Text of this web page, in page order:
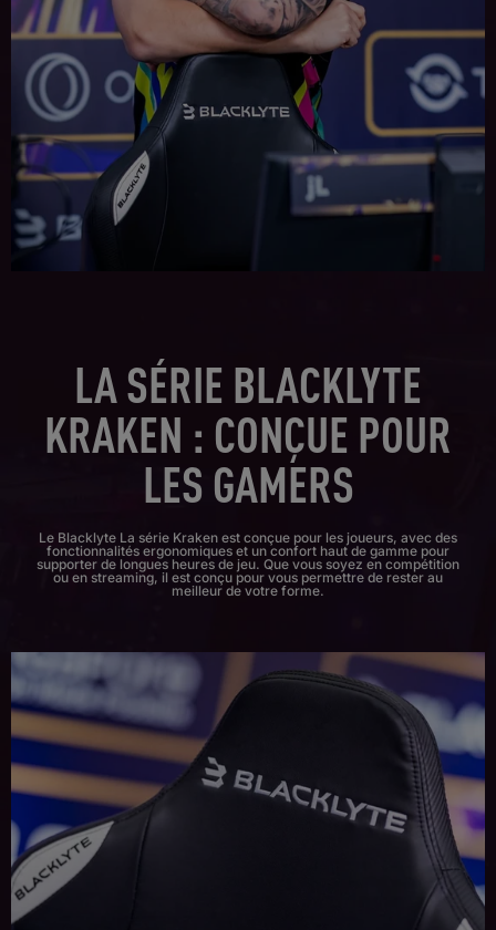
LA SÉRIE BLACKLYTE
KRAKEN : CONÇUE POUR
LES GAMERS
Le Blacklyte La série Kraken est conçue pour les joueurs, avec des
fonctionnalités ergonomiques et un confort haut de gamme pour
supporter de longues heures de jeu. Que vous soyez en compétition
ou en streaming, il est conçu pour vous permettre de rester au
meilleur de votre forme.